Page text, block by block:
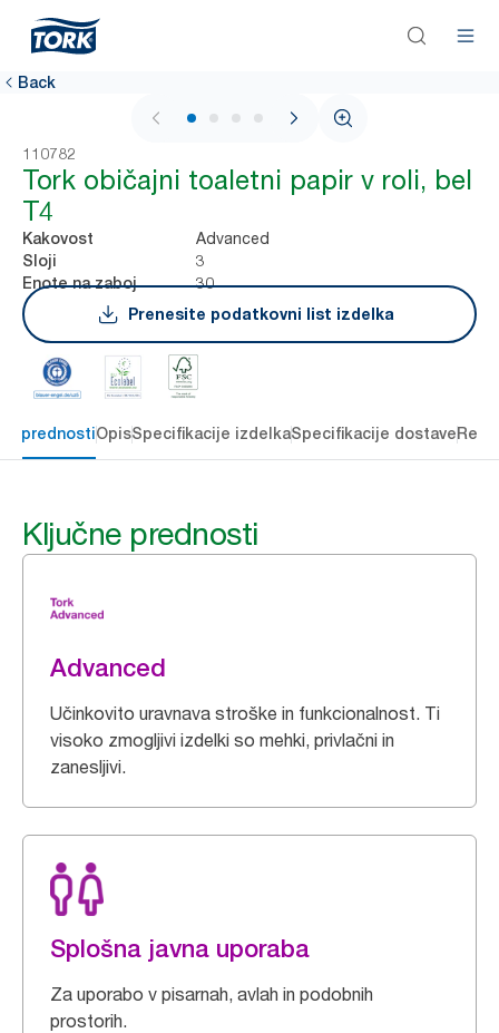
Back
1 / 4
110782
Tork običajni toaletni papir v roli, bel
T4
Kakovost Advanced
Sloji 3
Enote na zaboj
30
Prenesite podatkovni list izdelka
prednostiOpisSpecifikacije izdelkaSpecifikacije dostave
Ključne prednosti
Advanced
Učinkovito uravnava stroške in funkcionalnost. Ti
visoko zmogljivi izdelki so mehki, privlačni in
zanesljivi.
Splošna javna uporaba
Za uporabo v pisarnah, avlah in podobnih
prostorih.